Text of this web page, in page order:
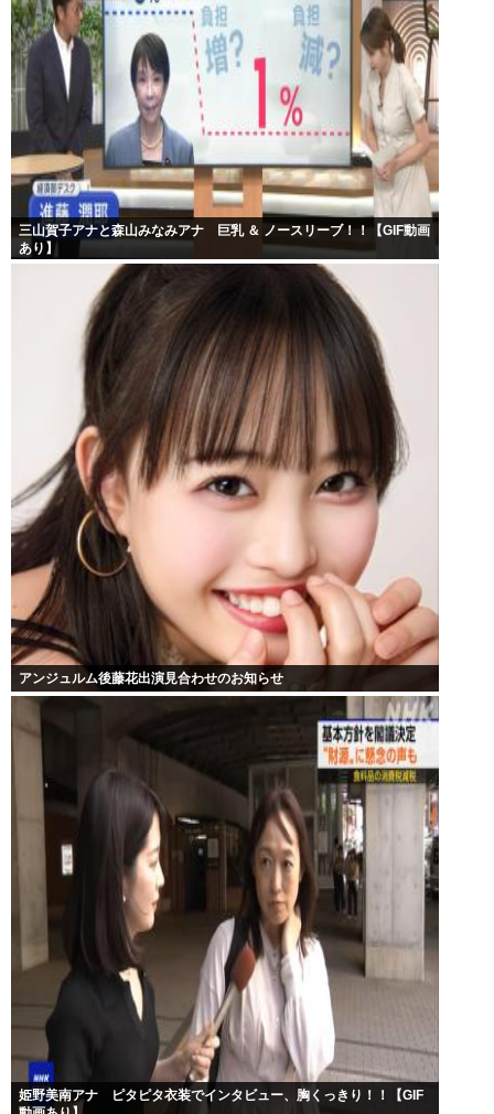
三山賀子アナと森山みなみアナ 巨乳 ＆ ノースリーブ！！【GIF動画
あり】
アンジュルム後藤花出演見合わせのお知らせ
姫野美南アナ ピタピタ衣装でインタビュー、胸くっきり！！【GIF